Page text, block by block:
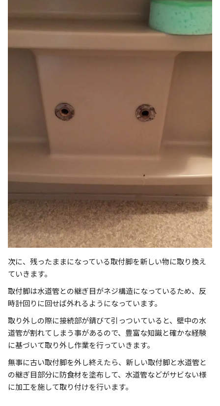
次に、残ったままになっている取付脚を新しい物に取り換え
ていきます。
取付脚は水道管との継ぎ目がネジ構造になっているため、反
時計回りに回せば外れるようになっています。
取り外しの際に接続部が錆びて引っついていると、壁中の水
道管が割れてしまう事があるので、豊富な知識と確かな経験
に基づいて取り外し作業を行っていきます。
無事に古い取付脚を外し終えたら、新しい取付脚と水道管と
の継ぎ目部分に防食材を塗布して、水道管などがサビない様
に加工を施して取り付けを行います。